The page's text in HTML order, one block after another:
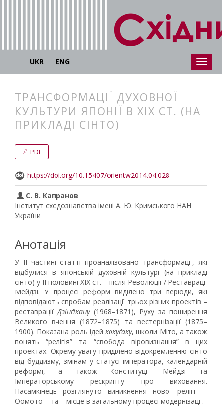
UKR ENG
ТРАНСФОРМАЦІЇ ДУХОВНОЇ
КУЛЬТУРИ ЯПОНІЇ В ХІХ СТ. (НА
ПРИКЛАДІ СІНТО)
PDF
https://doi.org/10.15407/orientw2014.04.028
С. В. Капранов
Інститут сходознавства імені А. Ю. Кримського НАН
України
Анотація
У ІІ частині статті проаналізовано трансформації, які
відбулися в японській духовній культурі (на прикладі
сінто) у ІІ половині ХІХ ст. – після Революції / Реставрації
Мейдзі. У процесі реформ виділено три періоди, які
відповідають спробам реалізації трьох різних проектів –
реставраціїДзінґікану (1968–1871), Руху за поширення
Великого вчення (1872–1875) та вестернізації (1875–
1900). Показана роль ідей кокуґаку, школи Міто, а також
понять “релігія” та “свобода віровизнання” в цих
проектах. Окрему увагу приділено відокремленню сінто
від буддизму, змінам у статусі імператора, календарній
реформі, а також Конституції Мейдзі та
Імператорському рескрипту про виховання.
Насамкінець розглянуто виникнення нової релігії –
Оомото – та її місце в загальному процесі модернізації.